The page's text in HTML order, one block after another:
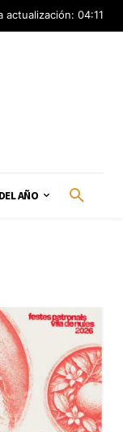
04:11
AÑO